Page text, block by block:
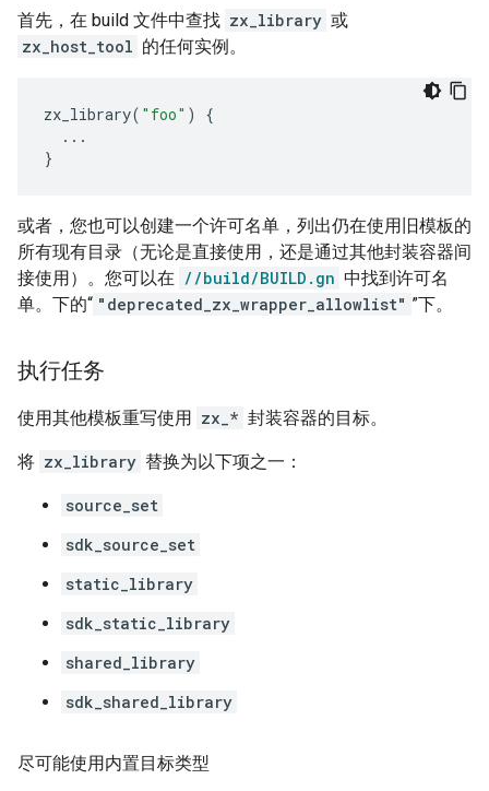
首先，在 build 文件中查找 zx_library 或
zx_host_tool 的任何实例。
zx_library( "foo" )
{
...
}
或者，您也可以创建一个许可名单，列出仍在使用旧模板的
所有现有目录（无论是直接使用，还是通过其他封装容器间
接使用）。您可以在 //build/BUILD.gn 中找到许可名
单。下的“ "deprecated_zx_wrapper_allowlist" ”下。
执行任务
使用其他模板重写使用 zx_* 封装容器的目标。
将 zx_library 替换为以下项之一：
source_set
sdk_source_set
static_library
sdk_static_library
shared_library
sdk_shared_library
尽可能使用内置目标类型